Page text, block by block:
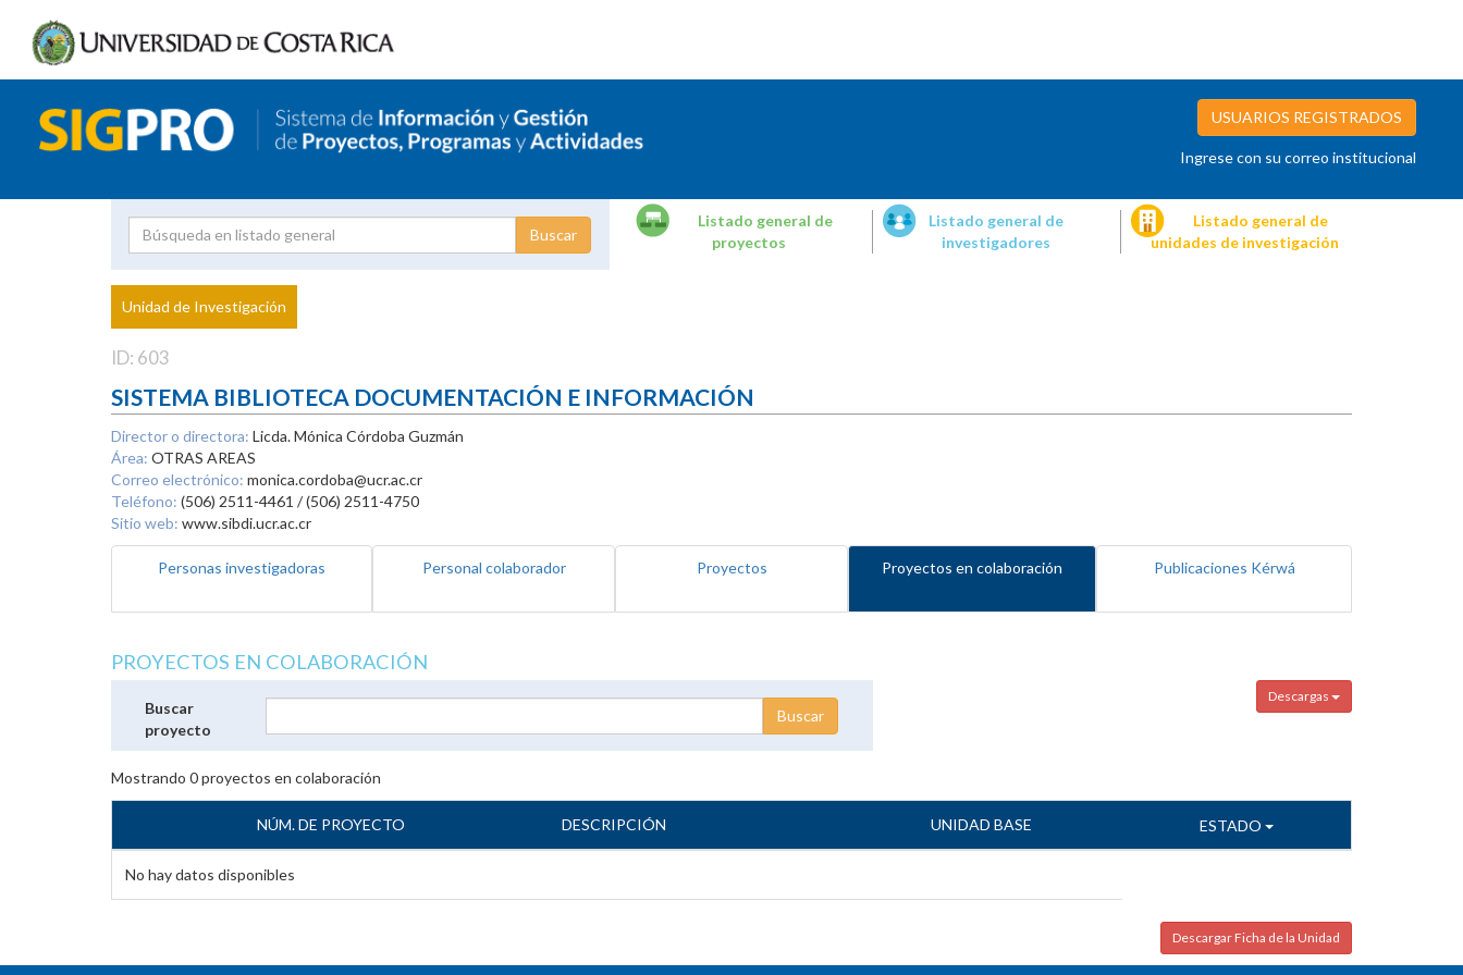
USUARIOS REGISTRADOS
Ingrese con su correo institucional
Proyecto
Investigador
Listado general de
proyectos
Listado general de
investigadores
Listado general de
unidades de investigación
Unidad de Investigación
ID: 603
SISTEMA BIBLIOTECA DOCUMENTACIÓN E INFORMACIÓN
Director o directora: Licda. Mónica Córdoba Guzmán
Área: OTRAS AREAS
Correo electrónico: monica.cordoba@ucr.ac.cr
Teléfono: (506) 2511-4461 / (506) 2511-4750
Sitio web: www.sibdi.ucr.ac.cr
Personas investigadoras Personal colaborador Proyectos Proyectos en colaboración Publicaciones Kérwá
PROYECTOS EN COLABORACIÓN
Descargas
Buscar
proyecto
Mostrando 0proyectos en colaboración
NÚM. DE PROYECTO DESCRIPCIÓN UNIDAD BASE ESTADO
No hay datos disponibles
Descargar Ficha de la Unidad